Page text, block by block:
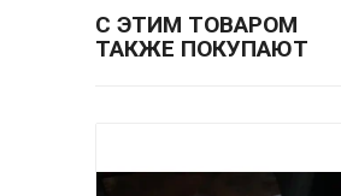
С ЭТИМ ТОВАРОМ
ТАКЖЕ ПОКУПАЮТ